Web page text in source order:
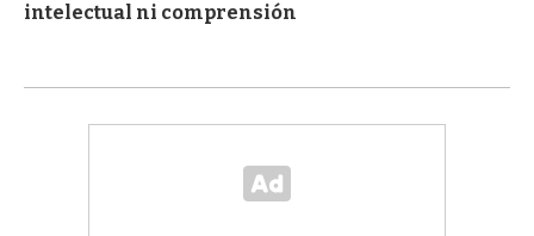
intelectual ni comprensión